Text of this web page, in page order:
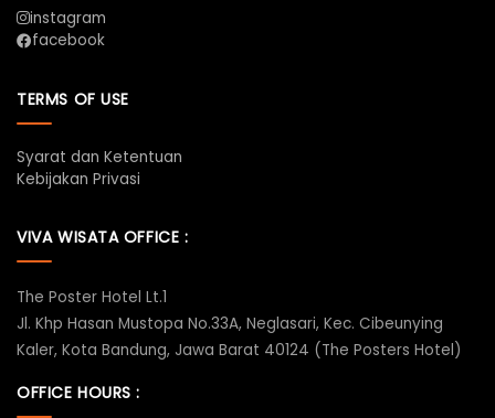
instagram
facebook
TERMS OF USE
Syarat dan Ketentuan
Kebijakan Privasi
VIVA WISATA OFFICE :
The Poster Hotel Lt.1
Jl. Khp Hasan Mustopa No.33A, Neglasari, Kec. Cibeunying
Kaler, Kota Bandung, Jawa Barat 40124 (The Posters Hotel)
OFFICE HOURS :